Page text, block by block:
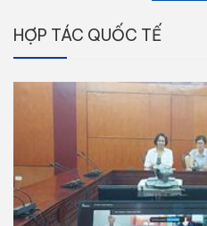
HỢP TÁC QUỐC TẾ